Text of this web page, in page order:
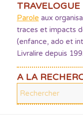
TRAVELOGUE
Parole aux
traces et impacts
(enfance, ado et
Livralire depuis
A LA